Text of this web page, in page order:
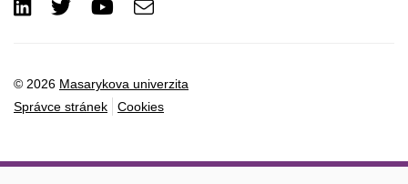
© 2026 Masarykova univerzita
Správce stránek
Cookies
LinkedIn
Twitter
Youtube
e-